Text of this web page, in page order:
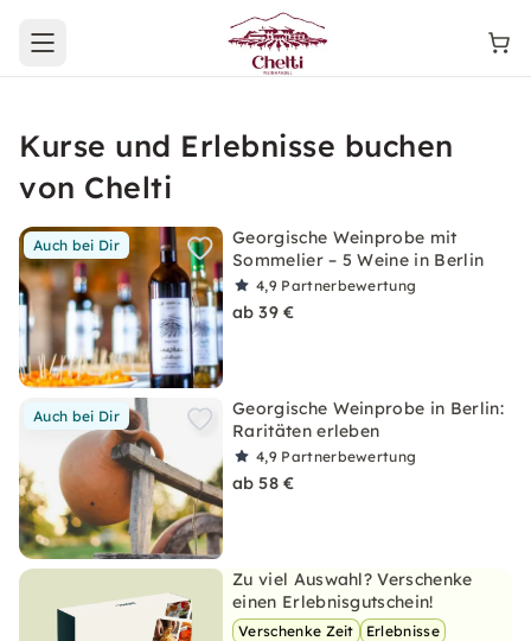
Open main menu
Kurse und Erlebnisse buchen
von Chelti
Auch bei Dir
Georgische Weinprobe mit
Sommelier – 5 Weine in Berlin
4,9 Partnerbewertung
ab 39 €
Auch bei Dir
Georgische Weinprobe in Berlin:
Raritäten erleben
4,9 Partnerbewertung
ab 58 €
Zu viel Auswahl? Verschenke
einen Erlebnisgutschein!
Verschenke Zeit Erlebnisse